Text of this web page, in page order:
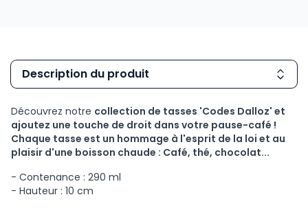
Description du produit
Découvrez notre collection de tasses 'Codes Dalloz' et
ajoutez une touche de droit dans votre pause-café !
Chaque tasse est un hommage à l'esprit de la loi et au
plaisir d'une boisson chaude : Café, thé, chocolat...
- Contenance : 290 ml
- Hauteur : 10 cm